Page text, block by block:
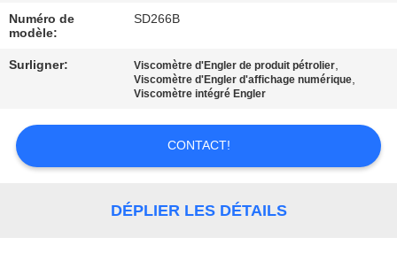
CONTACTEZ-
NOUS
DEMANDEZ
UNE
CITATION
Numéro de
modèle:
SD266B
Surligner: Viscomètre d'Engler de produit pétrolier,
Viscomètre d'Engler d'affichage numérique,
Viscomètre intégré Engler
CONTACT!
DÉPLIER LES DÉTAILS